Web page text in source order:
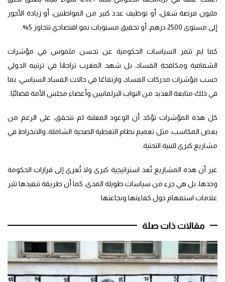
مليون فرصة شغل، أو توظيف عدد كبير من المواطنين، أو زيادة الأجور
إلى مستوى 2500 درهم، أو تحقيق مستويات نمو اقتصادي تتجاوز 5%.
كما لم تثمر السياسات الحكومية عن تحسن ملموس في مؤشرات
الشفافية ومكافحة الفساد، بل شهد المغرب تراجعًا في ترتيبه الدولي
حسب مؤشرات مدركات الفساد، وارتفاعًا في حالات الفساد السياسي، بما
في ذلك متابعة العديد من النواب البرلمانيين وأعضاء مجلس الأمة قضائيًا.
كل هذه المؤشرات تؤكد أن الوعود المعلنة لم تتحقق، على الرغم من
بعض المكاسب، مثل تعميم نظام التغطية الصحية الشاملة، والانخراط في
مشاريع كبرى للبنية التحتية.
غير أن هذه المشاريع تُعد استراتيجية كبرى ولا تُعزى إلى قرارات الحكومة
وحدها، بل هي جزء من سياسات طويلة المدى، كما أن طريقة تنفيذها تثير
علامات استفهام حول كفاءتها ونجاعتها.
مقالات ذات صلة